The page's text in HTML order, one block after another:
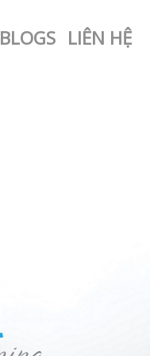
BLOGS LIÊN HỆ